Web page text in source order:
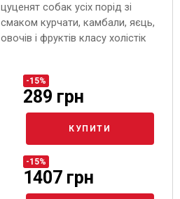
цуценят собак усіх порід зі
смаком курчати, камбали, яєць,
овочів і фруктів класу холістік
-15%
289 грн
КУПИТИ
-15%
1407 грн